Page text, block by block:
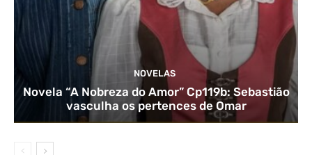
NOVELAS
Novela “A Nobreza do Amor” Cp119b: Sebastião
vasculha os pertences de Omar